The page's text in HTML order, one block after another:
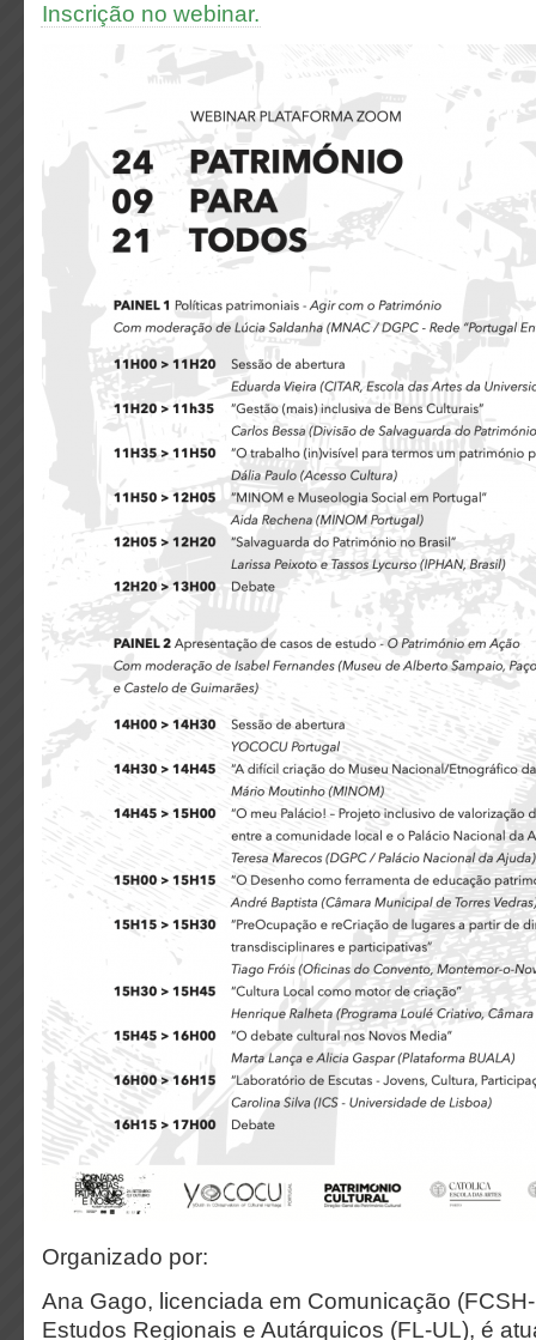
Inscrição no webinar.
Organizado por:
Ana Gago, licenciada em Comunicação
Estudos Regionais e Autárquicos (FL-UL), é